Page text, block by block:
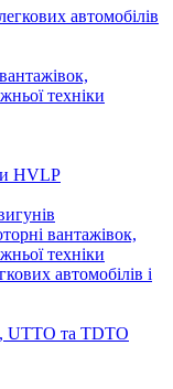
автомобілів
техніки
и HVLP
вантажівок,
техніки
автомобілів і
UTTO та TDTO